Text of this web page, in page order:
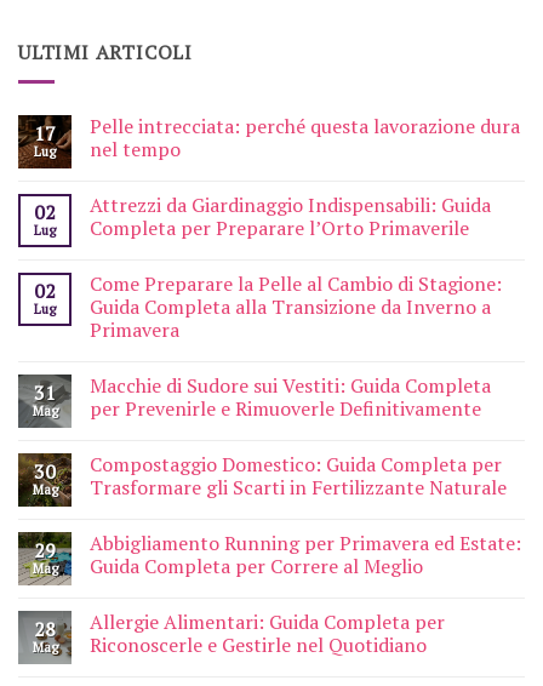
ULTIMI ARTICOLI
17
Lug
Pelle intrecciata: perché questa lavorazione dura
nel tempo
02
Lug
Attrezzi da Giardinaggio Indispensabili: Guida
Completa per Preparare l’Orto Primaverile
02
Lug
Come Preparare la Pelle al Cambio di Stagione:
Guida Completa alla Transizione da Inverno a
Primavera
31
Mag
Macchie di Sudore sui Vestiti: Guida Completa
per Prevenirle e Rimuoverle Definitivamente
30
Mag
Compostaggio Domestico: Guida Completa per
Trasformare gli Scarti in Fertilizzante Naturale
29
Mag
Abbigliamento Running per Primavera ed Estate:
Guida Completa per Correre al Meglio
28
Mag
Allergie Alimentari: Guida Completa per
Riconoscerle e Gestirle nel Quotidiano